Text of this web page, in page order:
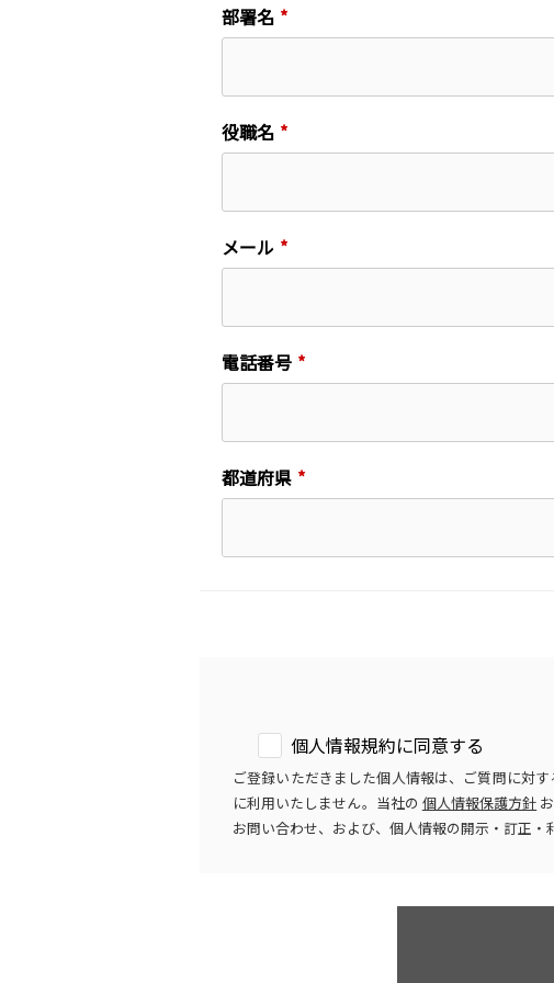
部署名
役職名
メール
電話番号
都道府県
個人情報規約に同意する
ご登録いただきました個人情報は、ご質問に対
に利用いたしません。当社の 個人情報保護方針
お問い合わせ、および、個人情報の開示・訂正